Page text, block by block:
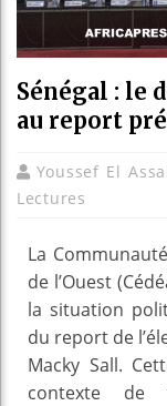
Sénégal : le
au report
Youssef El
Lectures
La
de l’Ouest
la situation
du report de
Macky Sall.
contexte de